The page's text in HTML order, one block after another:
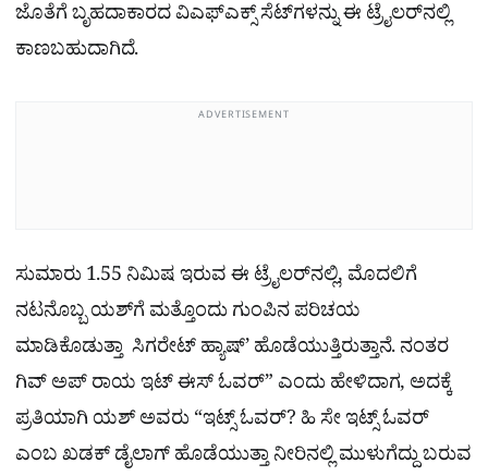
ಜೊತೆಗೆ ಬೃಹದಾಕಾರದ ವಿಎಫ್‌ಎಕ್ಸ್ ಸೆಟ್‌ಗಳನ್ನು ಈ ಟ್ರೈಲರ್‌ನಲ್ಲಿ
ಕಾಣಬಹುದಾಗಿದೆ.
ADVERTISEMENT
ಸುಮಾರು 1.55 ನಿಮಿಷ ಇರುವ ಈ ಟ್ರೈಲರ್‌ನಲ್ಲಿ, ಮೊದಲಿಗೆ
ನಟನೊಬ್ಬ ಯಶ್‌ಗೆ ಮತ್ತೊಂದು ಗುಂಪಿನ ಪರಿಚಯ
ಮಾಡಿಕೊಡುತ್ತಾ ಸಿಗರೇಟ್​​ ಹ್ಯಾಷ್’ ಹೊಡೆಯುತ್ತಿರುತ್ತಾನೆ. ನಂತರ
ಗಿವ್ ಅಪ್ ರಾಯ ಇಟ್ ಈಸ್ ಓವರ್” ಎಂದು ಹೇಳಿದಾಗ, ಅದಕ್ಕೆ
ಪ್ರತಿಯಾಗಿ ಯಶ್ ಅವರು “ಇಟ್ಸ್ ಓವರ್? ಹಿ ಸೇ ಇಟ್ಸ್ ಓವರ್
ಎಂಬ ಖಡಕ್ ಡೈಲಾಗ್ ಹೊಡೆಯುತ್ತಾ ನೀರಿನಲ್ಲಿ ಮುಳುಗೆದ್ದು ಬರುವ